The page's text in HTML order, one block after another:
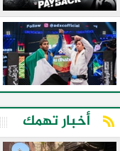
أخبار تهمك